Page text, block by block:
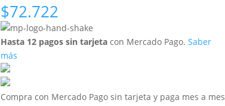
$72.722
Hasta 12 pagos sin tarjeta con Mercado Pago. Saber
más
Compra con Mercado Pago sin tarjeta y paga mes a mes